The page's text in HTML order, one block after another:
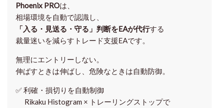
Phoenix PROは、
相場環境を自動で認識し、
「入る・見送る・守る」判断をEAが代行する
裁量迷いを減らすトレード支援EAです。
無理にエントリーしない。
伸ばすときは伸ばし、危険なときは自動防御。
✅利確・損切りを自動制御
Rikaku Histogram × トレーリングストップで